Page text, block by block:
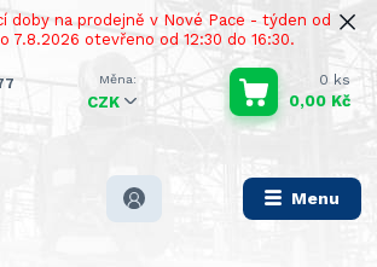
doby na prodejně v Nové Pace - týden od
7.8.2026 otevřeno od 12:30 do 16:30.
Menu
CZK
0 ks
0,00 Kč